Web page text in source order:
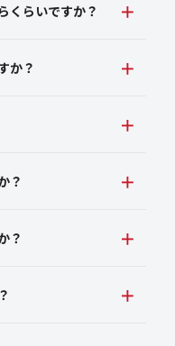
くらいですか？
か？
？
？